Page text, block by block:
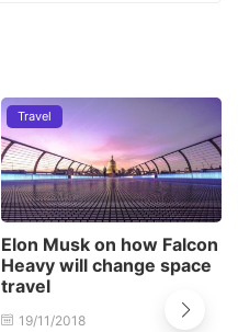
Travel
Elon Musk on how Falcon
Heavy will change space
travel
19/11/2018